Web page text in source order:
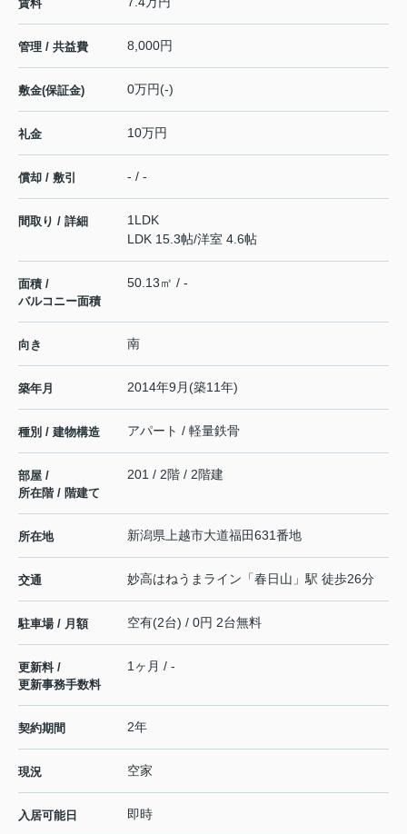
賃料
管理 / 共益費 8,000円
敷金(保証金) 0万円(-)
礼金 10万円
償却 / 敷引 - / -
間取り / 詳細
1LDK
LDK 15.3帖/洋室 4.6帖
面積 /
バルコニー面積
50.13㎡ / -
向き 南
築年月 2014年9月(築11年)
種別 / 建物構造 アパート / 軽量鉄骨
部屋 /
所在階 / 階建て
201 / 2階 / 2階建
所在地 新潟県 上越市大道福田631番地
交通 妙高はねうまライン 「春日山 」駅 徒歩26分
駐車場 / 月額 空有(2台) / 0円 2台無料
更新料 /
更新事務手数料
1ヶ月 / -
契約期間 2年
現況 空家
入居可能日 即時